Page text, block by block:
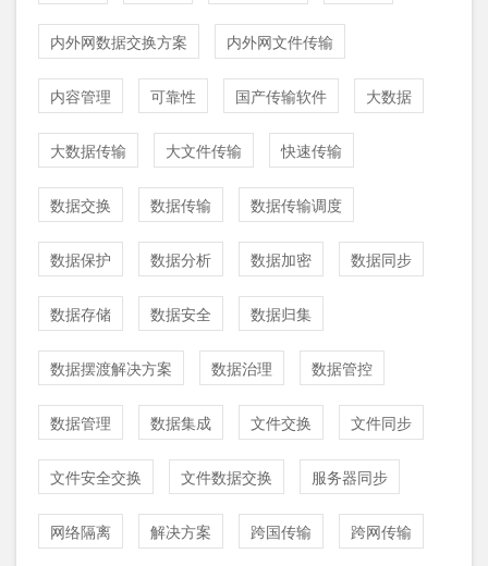
内外网数据交换方案 内外网文件传输
内容管理 可靠性 国产传输软件 大数据
大数据传输 大文件传输 快速传输
数据交换 数据传输 数据传输调度
数据保护 数据分析 数据加密 数据同步
数据存储 数据安全 数据归集
数据摆渡解决方案 数据治理 数据管控
数据管理 数据集成 文件交换 文件同步
文件安全交换 文件数据交换 服务器同步
网络隔离 解决方案 跨国传输 跨网传输